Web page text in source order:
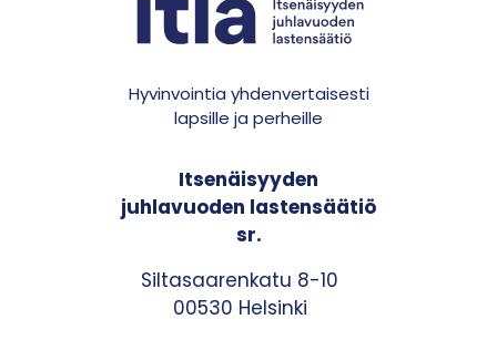
Hyvinvointia yhdenvertaisesti
lapsille ja perheille
Itsenäisyyden
juhlavuoden lastensäätiö
sr.
Siltasaarenkatu 8-10
00530 Helsinki